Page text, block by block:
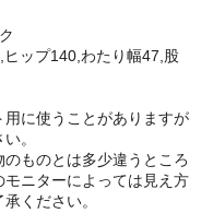
ップ140,わたり幅47,股
に使うことがありますが
。
ものとは多少違うところ
ニターによっては見え方
ください。